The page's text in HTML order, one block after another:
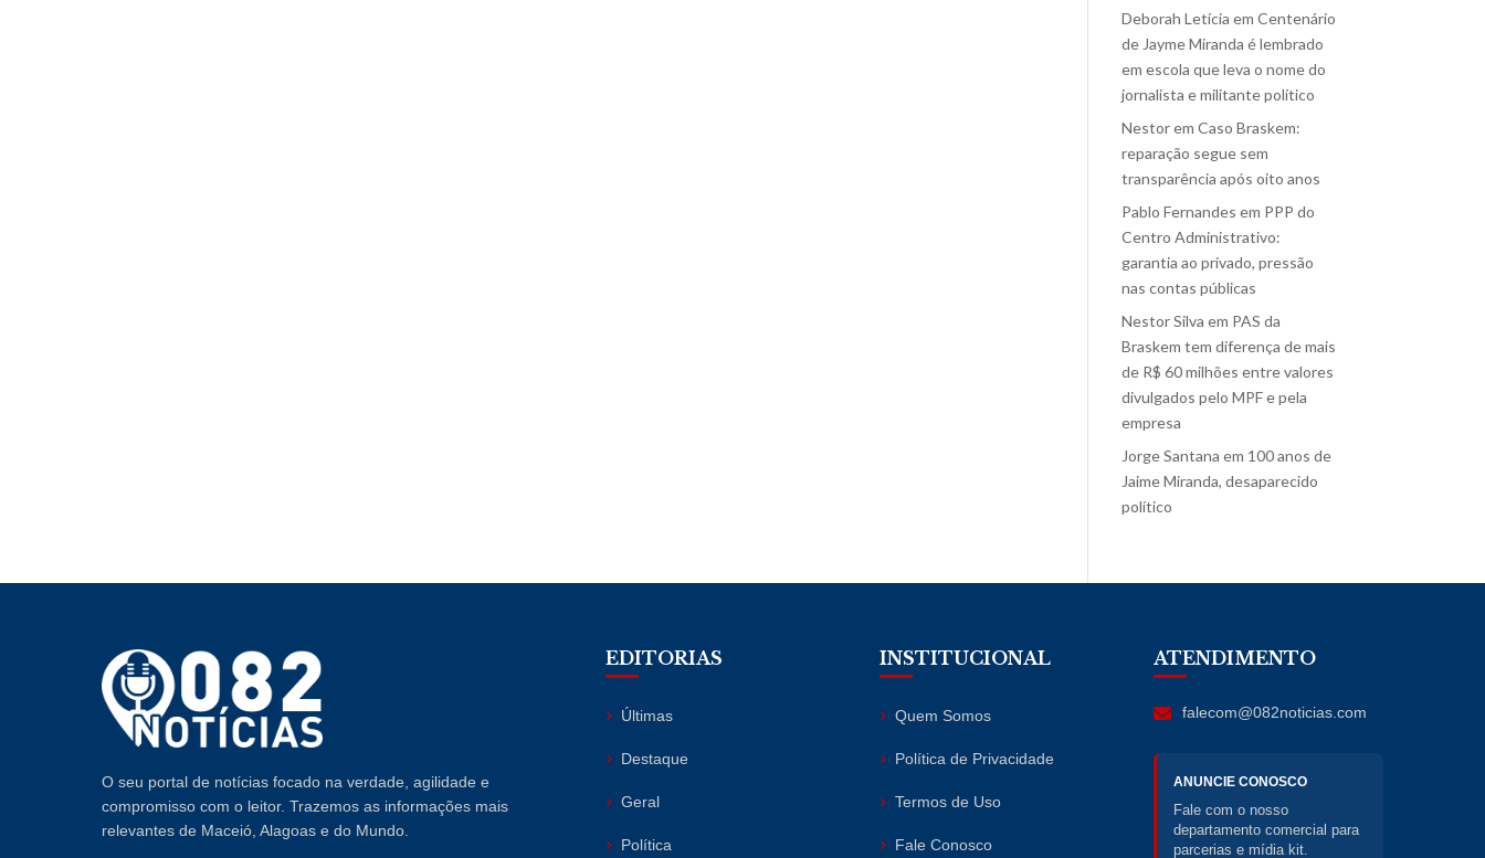
Deborah Letícia emCentenário
de Jayme Miranda é lembrado
em escola que leva o nome do
jornalista e militante político
NestoremCaso Braskem:
reparação segue sem
transparência após oito anos
Pablo Fernandes em PPP do
Centro Administrativo:
garantia ao privado, pressão
nas contas públicas
Nestor Silva em PAS da
Braskem tem diferença de mais
de R$ 60 milhões entre valores
divulgados pelo MPF e pela
empresa
Jorge Santana em 100 anos de
Jaime Miranda, desaparecido
político
O seu portal de notícias focado na verdade, agilidade e
compromisso com o leitor. Trazemos as informações mais
relevantes de Maceió, Alagoas e do Mundo.
EDITORIAS
Últimas
Destaque
Geral
Política
INSTITUCIONAL
Quem Somos
Política de Privacidade
Termos de Uso
Fale Conosco
ATENDIMENTO
falecom@082noticias.com
ANUNCIE CONOSCO
Fale com o nosso
departamento comercial para
parcerias e mídia kit.